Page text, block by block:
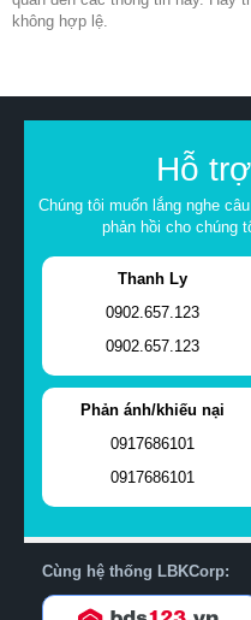
không hợp lệ.
Hỗ
Chúng tôi muốn lắng nghe
phản hồi cho chúng
Thanh Ly
0902.657.123
0902.657.123
Phản ánh/khiếu nại
0917686101
0917686101
Cùng hệ thống LBKCorp: